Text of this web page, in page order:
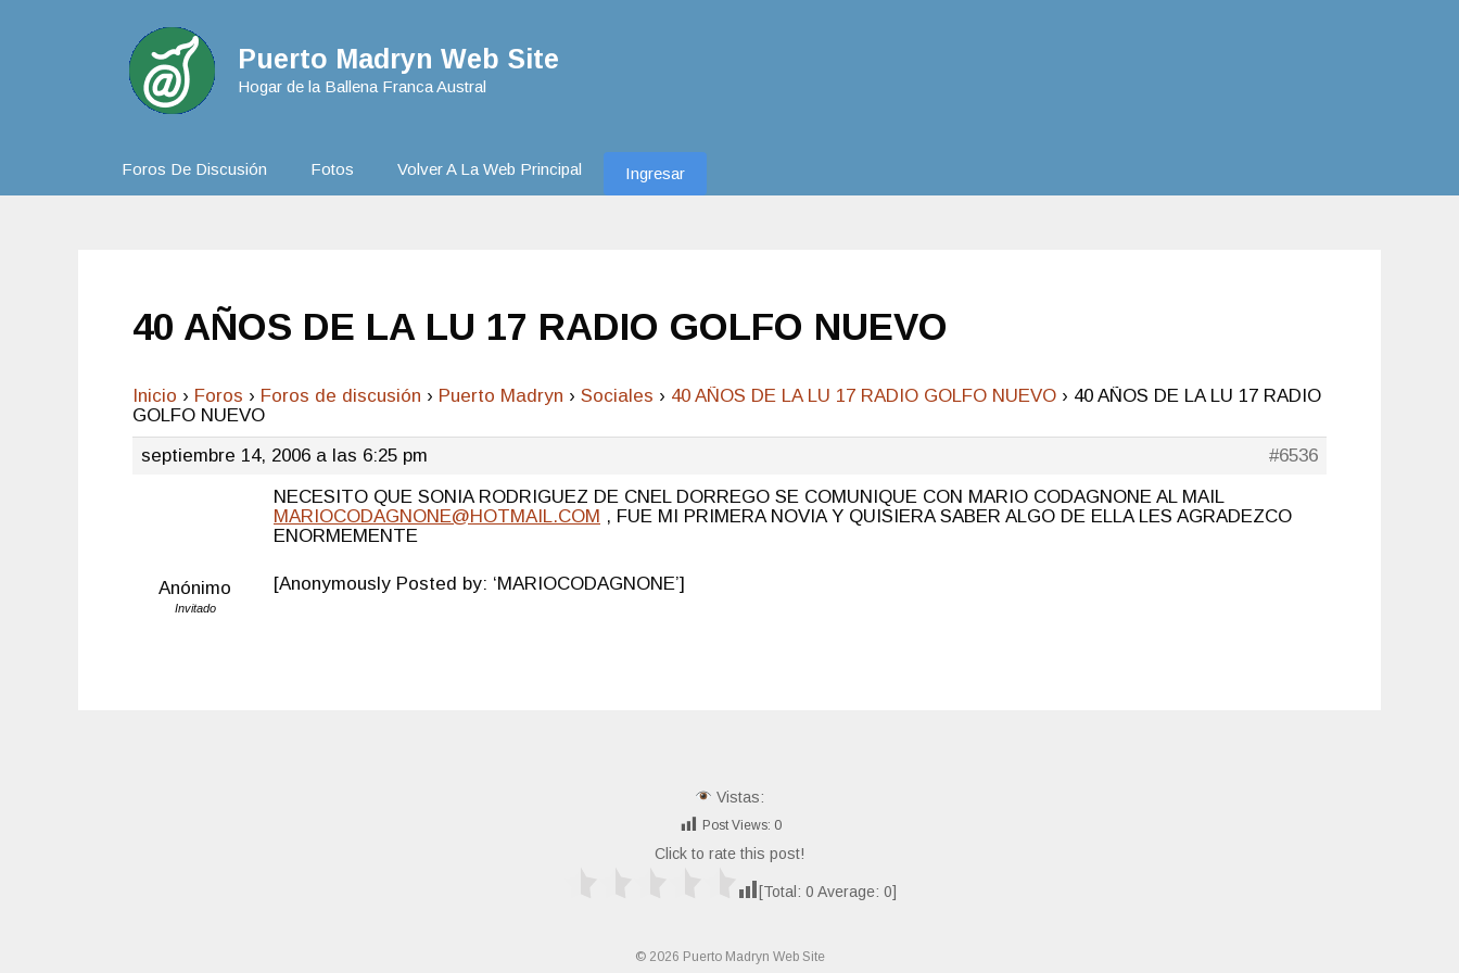
Puerto Madryn Web Site
Hogar de la Ballena Franca Austral
Foros De Discusión Fotos Volver A La Web Principal Ingresar
40 AÑOS DE LA LU 17 RADIO GOLFO NUEVO
Inicio › Foros › Foros de discusión › Puerto Madryn › Sociales › 40 AÑOS DE LA LU 17 RADIO GOLFO NUEVO › 40 AÑOS DE LA LU 17 RADIO
GOLFO NUEVO
septiembre 14, 2006 a las 6:25 pm
#6536
Anónimo
Invitado
NECESITO QUE SONIA RODRIGUEZ DE CNEL DORREGO SE COMUNIQUE CON MARIO CODAGNONE AL MAIL
MARIOCODAGNONE@HOTMAIL.COM , FUE MI PRIMERA NOVIA Y QUISIERA SABER ALGO DE ELLA LES AGRADEZCO
ENORMEMENTE
[Anonymously Posted by: ‘MARIOCODAGNONE’]
Vistas:
Post Views: 0
Click to rate this post!
[Total: 0 Average: 0]
© 2026 Puerto Madryn Web Site